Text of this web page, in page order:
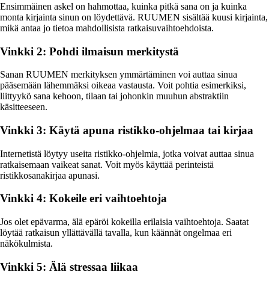
Ensimmäinen askel on hahmottaa, kuinka pitkä sana on ja kuinka
monta kirjainta sinun on löydettävä. RUUMEN sisältää kuusi kirjainta,
mikä antaa jo tietoa mahdollisista ratkaisuvaihtoehdoista.
Vinkki 2: Pohdi ilmaisun merkitystä
Sanan RUUMEN merkityksen ymmärtäminen voi auttaa sinua
pääsemään lähemmäksi oikeaa vastausta. Voit pohtia esimerkiksi,
liittyykö sana kehoon, tilaan tai johonkin muuhun abstraktiin
käsitteeseen.
Vinkki 3: Käytä apuna ristikko-ohjelmaa tai kirjaa
Internetistä löytyy useita ristikko-ohjelmia, jotka voivat auttaa sinua
ratkaisemaan vaikeat sanat. Voit myös käyttää perinteistä
ristikkosanakirjaa apunasi.
Vinkki 4: Kokeile eri vaihtoehtoja
Jos olet epävarma, älä epäröi kokeilla erilaisia vaihtoehtoja. Saatat
löytää ratkaisun yllättävällä tavalla, kun käännät ongelmaa eri
näkökulmista.
Vinkki 5: Älä stressaa liikaa